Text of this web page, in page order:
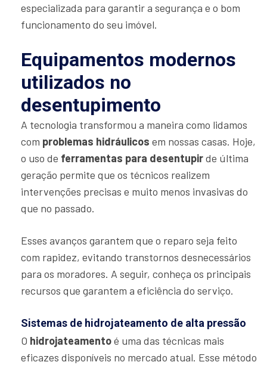
especializada para garantir a segurança e o bom
funcionamento do seu imóvel.
Equipamentos modernos
utilizados no
desentupimento
A tecnologia transformou a maneira como lidamos
com problemas hidráulicos em nossas casas. Hoje,
o uso de ferramentas para desentupirde última
geração permite que os técnicos realizem
intervenções precisas e muito menos invasivas do
que no passado.
Esses avanços garantem que o reparo seja feito
com rapidez, evitando transtornos desnecessários
para os moradores. A seguir, conheça os principais
recursos que garantem a eficiência do serviço.
Sistemas de hidrojateamento de alta pressão
O hidrojateamentoé uma das técnicas mais
eficazes disponíveis no mercado atual. Esse método